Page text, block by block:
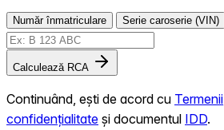
Număr înmatriculare Serie caroserie (VIN)
Calculează RCA
Continuând, ești de acord cu Termenii
confidențialitate și documentul IDD.